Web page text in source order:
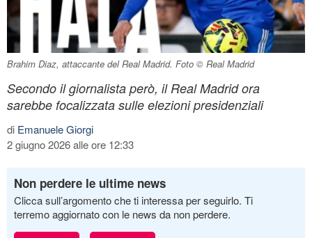
Brahim Diaz, attaccante del Real Madrid. Foto © Real Madrid
Secondo il giornalista però, il Real Madrid ora
sarebbe focalizzata sulle elezioni presidenziali
di Emanuele Giorgi
2 giugno 2026 alle ore 12:33
Non perdere le ultime news
Clicca sull’argomento che ti interessa per seguirlo. Ti
terremo aggiornato con le news da non perdere.